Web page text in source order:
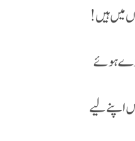
میں ہیں!
ہوئے
اپنے لیے